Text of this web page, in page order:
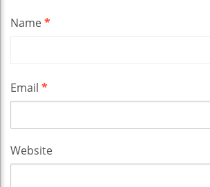
Name*
Email *
Website